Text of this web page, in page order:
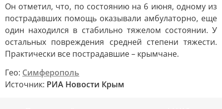
Он отметил, что, по состоянию на 6 июня, одному из
пострадавших помощь оказывали амбулаторно, еще
один находился в стабильно тяжелом состоянии. У
остальных повреждения средней степени тяжести.
Практически все пострадавшие – крымчане.
Гео: Симферополь
Источник: РИА Новости Крым